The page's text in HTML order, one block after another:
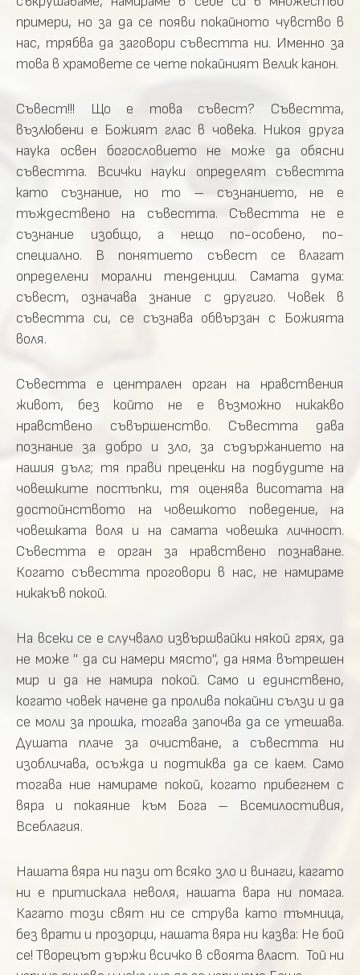
примери, но за да се появи покайното чувство в
нас, трябва да заговори съвестта ни. Имeнно за
това в храмовете се чете покайният Велик канон.
Съвест!!! Що е това съвест? Съвестта,
възлюбени е Божият глас в човека. Никоя друга
наука освен богословието не може да обясни
съвестта. Всички науки определят съвестта
като съзнание, но то – съзнанието, не е
тъждествено на съвестта. Съвестта не е
съзнание изобщо, а нещо по-особено, по-
специално. В понятието съвест се влагат
определени морални тенденции. Самата дума:
съвест, означава знание с другиго. Човек в
съвестта си, се съзнава обвързан с Божията
воля.
Съвестта е централен орган на нравствения
живот, без който не е възможно никакво
нравствено съвършенство. Съвестта дава
познание за добро и зло, за съдържанието на
нашия дълг; тя прави преценки на подбудите на
човешките постъпки, тя оценява висотата на
достойнството на човешкото поведение, на
човешката воля и на самата човешка личност.
Съвестта е орган за нравствено познаване.
Когато съвестта проговори в нас, не намираме
никакъв покой.
На всеки се е случвало извършвайки някой грях, да
не може " да си намери място", да няма вътрешен
мир и да не намира покой. Само и единствено,
когато човек начене да пролива покайни сълзи и да
се моли за прошка, тогава започва да се утешава.
Душата плаче за очистване, а съвестта ни
изобличава, осъжда и подтиква да се каем. Само
тогава ние намираме покой, когато прибегнем с
вяра и покаяние към Бога – Всемилостивия,
Всеблагия.
Нашата вяра ни пази от всяко зло и винаги, кагато
ни е притискала неволя, нашата вара ни помага.
Кагато този свят ни се струва като тъмница,
без врати и прозорци, нашата вяра ни казва: Не бой
се! Творецът държи всичко в своята власт. Той ни